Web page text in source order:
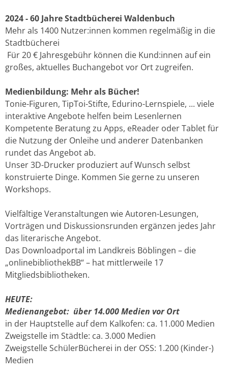
2024 - 60 Jahre Stadtbücherei Waldenbuch
Mehr als 1400 Nutzer:innen kommen regelmäßig in die
Stadtbücherei
Für 20 € Jahresgebühr können die Kund:innen auf ein
großes, aktuelles Buchangebot vor Ort zugreifen.
Medienbildung: Mehr als Bücher!
Tonie-Figuren, TipToi-Stifte, Edurino-Lernspiele, ... viele
interaktive Angebote helfen beim Lesenlernen
Kompetente Beratung zu Apps, eReader oder Tablet für
die Nutzung der Onleihe und anderer Datenbanken
rundet das Angebot ab.
Unser 3D-Drucker produziert auf Wunsch selbst
konstruierte Dinge. Kommen Sie gerne zu unseren
Workshops.
Vielfältige Veranstaltungen wie Autoren-Lesungen,
Vorträgen und Diskussionsrunden ergänzen jedes Jahr
das literarische Angebot.
Das Downloadportal im Landkreis Böblingen – die
„onlinebibliothekBB“ – hat mittlerweile 17
Mitgliedsbibliotheken.
HEUTE:
Medienangebot: über 14.000 Medien vor Ort
in der Hauptstelle auf dem Kalkofen: ca. 11.000 Medien
Zweigstelle im Städtle: ca. 3.000 Medien
Zweigstelle SchülerBücherei in der OSS: 1.200 (Kinder-)
Medien